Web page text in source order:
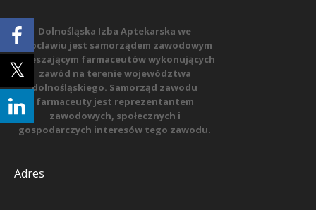
Dolnośląska Izba Aptekarska we
Wrocławiu jest samorządem zawodowym
zrzeszającym farmaceutów wykonujących
zawód na terenie województwa
dolnośląskiego. Samorząd zawodu
farmaceuty jest reprezentantem
zawodowych, społecznych i
gospodarczych interesów tego zawodu.
Adres